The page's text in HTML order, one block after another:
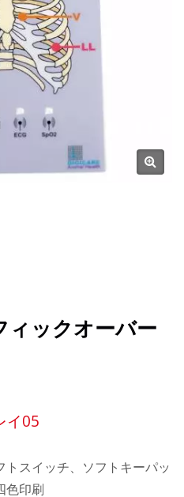
ィックオーバー
イ05
トスイッチ、ソフトキーパッ
色印刷